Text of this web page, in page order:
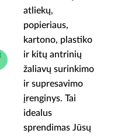
atliekų,
popieriaus,
kartono, plastiko
ir kitų antrinių
žaliavų surinkimo
ir supresavimo
įrenginys. Tai
idealus
sprendimas Jūsų